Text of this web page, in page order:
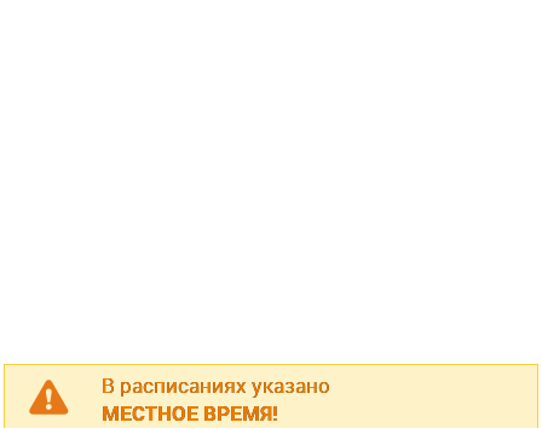
В расписаниях указано
МЕСТНОЕ ВРЕМЯ!